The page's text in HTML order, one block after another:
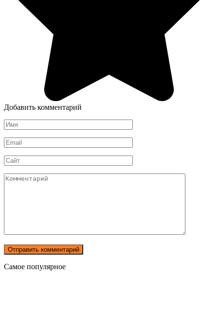
Добавить комментарий
Имя
*
Email
*
Сайт
Комментарий
Самое популярное